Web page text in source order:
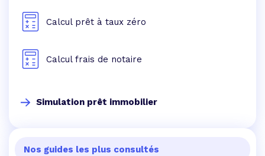
Calcul prêt à taux zéro
Calcul frais de notaire
Simulation prêt immobilier
Nos guides les plus consultés